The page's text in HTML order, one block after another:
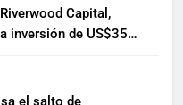
Capital,
inversión de US$35
el salto de